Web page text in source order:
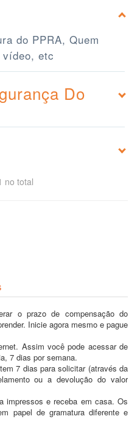
do PPRA, Quem
etc
Do
no total
o prazo de compensação do
Inicie agora mesmo e pague
Assim você pode acessar de
7 dias por semana.
7 dias para solicitar (através da
ou a devolução do valor
impressos e receba em casa. Os
papel de gramatura diferente e